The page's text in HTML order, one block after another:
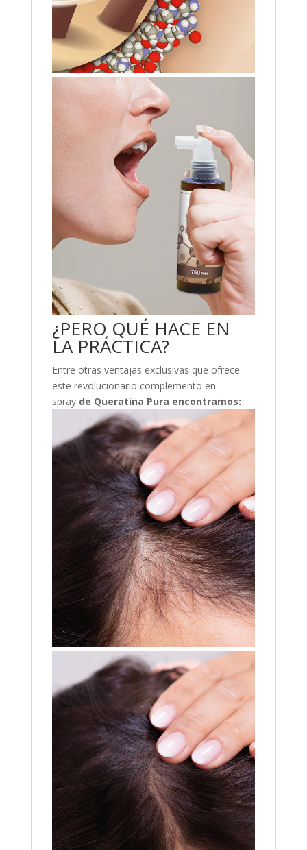
¿PERO QUÉ HACE EN
LA PRÁCTICA?
Entre otras ventajas exclusivas que ofrece
este revolucionario complemento en
spray de Queratina Pura encontramos: